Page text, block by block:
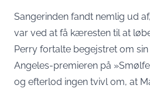
Sangerinden fandt nemlig ud
var ved at få kæresten til at
Perry fortalte begejstret om
Angeles-premieren på
og efterlod ingen tvivl om, at